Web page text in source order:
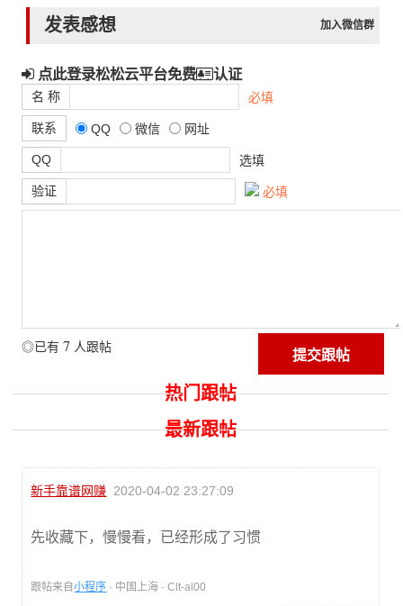
发表感想 加入微信群
点此登录松松云平台免费 认证
名 称 必填
联系 QQ 微信 网址
QQ 选填
验证 必填
◎已有 7 人跟帖
热门跟帖
最新跟帖
新手靠谱网赚 2020-04-02 23:27:09
先收藏下，慢慢看，已经形成了习惯
跟帖来自小程序 · 中国上海 · Clt-al00